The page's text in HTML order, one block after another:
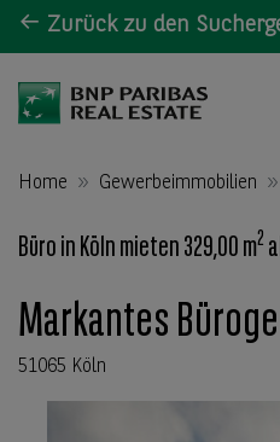
Zurück zu den
Home Gewerbeimmobilien
Büro in Köln mieten 329,00 m2
Markantes
51065 Köln